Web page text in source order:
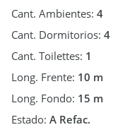
Cant. Ambientes: 4
Cant. Dormitorios: 4
Cant. Toilettes: 1
Long. Frente: 10 m
Long. Fondo: 15 m
Estado: A Refac.